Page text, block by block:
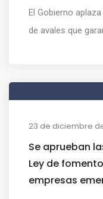
El Gobierno
de avales que
23 de diciembre
Se aprueban
Ley de
empresas